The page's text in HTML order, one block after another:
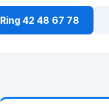
Ring 42 48 67 78